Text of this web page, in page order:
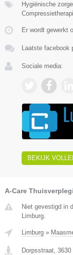
Hygiënische
Er wordt gewerkt
Laatste facebook
Sociale media:
BEKIJK
A-Care
Niet gevestigd in
Limburg.
Limburg »
Dorpsstraat, 3630